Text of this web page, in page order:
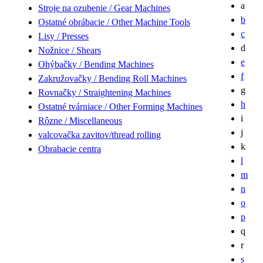
Stroje na ozubenie / Gear Machines
Ostatné obrábacie / Other Machine Tools
Lisy / Presses
Nožnice / Shears
Ohýbačky / Bending Machines
Zakružovačky / Bending Roll Machines
Rovnačky / Straightening Machines
Ostatné tvárniace / Other Forming Machines
Rôzne / Miscellaneous
valcovačka zavitov/thread rolling
Obrabacie centra
a
b
c
d
e
f
g
h
i
j
k
l
m
n
o
p
q
r
s